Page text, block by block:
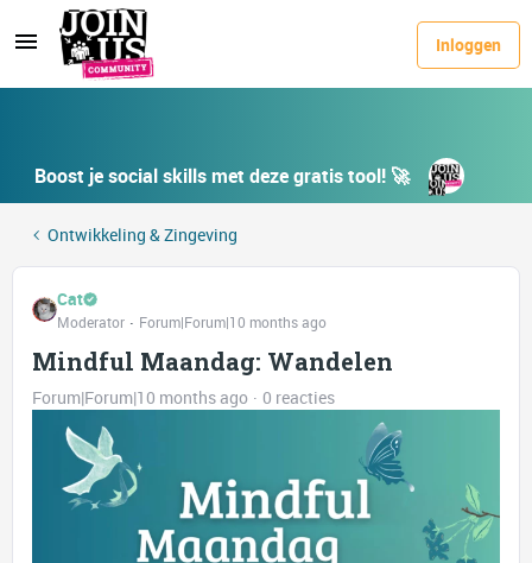
Inloggen
Boost je social skills met deze gratis tool! 🚀
Ontwikkeling & Zingeving
Cat
Moderator Forum|Forum|10 months ago
Mindful Maandag: Wandelen
Forum|Forum|10 months ago 0 reacties